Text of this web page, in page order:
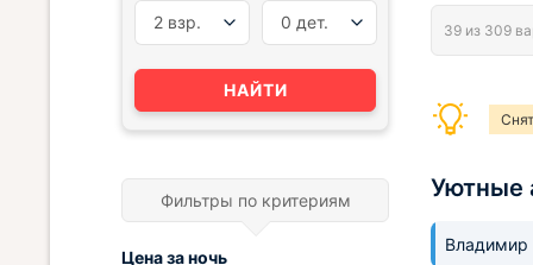
Уютные
Владимир
2 взр. 0 дет.
НАЙТИ
Фильтры по критериям
Цена заночь